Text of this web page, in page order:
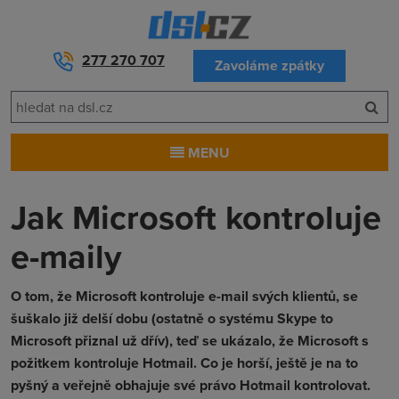
277 270 707 Zavoláme zpátky
MENU
Jak Microsoft kontroluje
e-maily
O tom, že Microsoft kontroluje e-mail svých klientů, se
šuškalo již delší dobu (ostatně o systému Skype to
Microsoft přiznal už dřív), teď se ukázalo, že Microsoft s
požitkem kontroluje Hotmail. Co je horší, ještě je na to
pyšný a veřejně obhajuje své právo Hotmail kontrolovat.